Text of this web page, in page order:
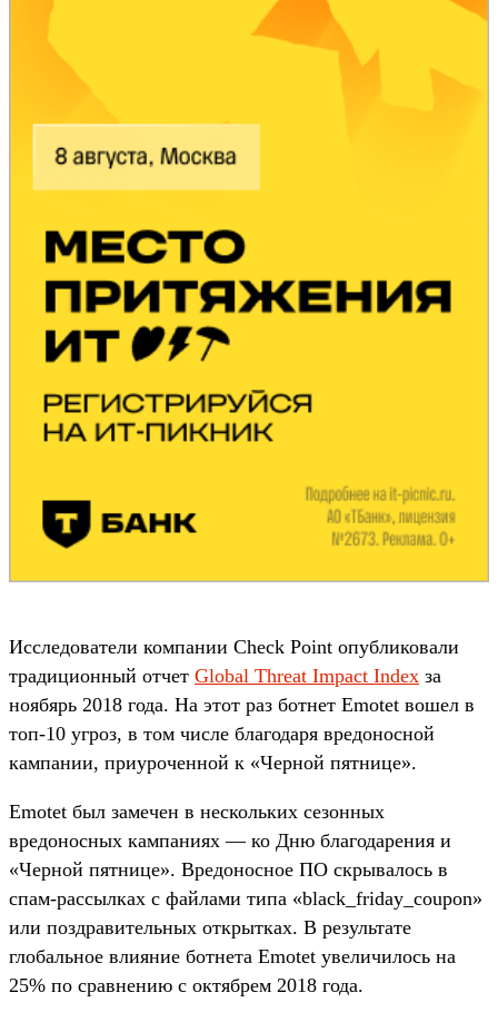
Исследователи компании Check Point опубликовали
традиционный отчет Global Threat Impact Index за
ноябярь 2018 года. На этот раз ботнет Emotet вошел в
топ-10 угроз, в том числе благодаря вредоносной
кампании, приуроченной к «Черной пятнице».
Emotet был замечен в нескольких сезонных
вредоносных кампаниях — ко Дню благодарения и
«Черной пятнице». Вредоносное ПО скрывалось в
спам-рассылках с файлами типа «black_friday_coupon»
или поздравительных открытках. В результате
глобальное влияние ботнета Emotet увеличилось на
25% по сравнению с октябрем 2018 года.